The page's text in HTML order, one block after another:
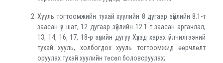
Хууль тогтоомжийн тухай хуулийн 8 дугаар зүйлийн 8.1-т
заасан үе шат, 12 дугаар зүйлийн 12.1-т заасан аргачлал,
13, 14, 16, 17, 18-р зүлийн дугуу Хүүхэд харах үйлчилгээний
тухай хууль, холбогдох хууль тогтоомжид өөрчлөлт
оруулах тухай хуулийн төсөл боловсруулах;